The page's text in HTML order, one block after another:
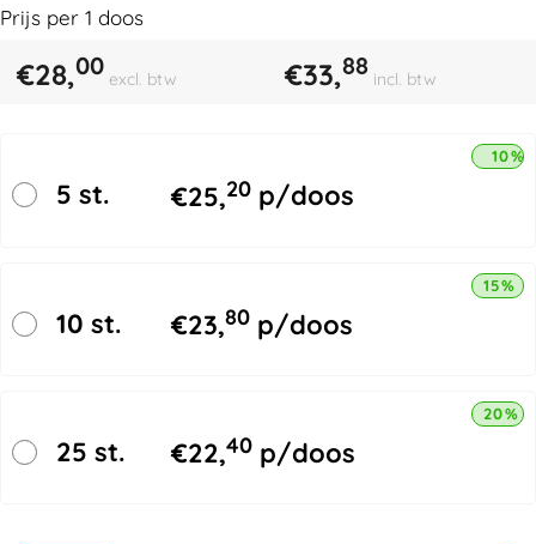
Prijs per 1 doos
€28,00 excl. btw €33,88 incl. btw
5 st. €25,20 p/doos
10%
10 st. €23,80 p/doos
15%
25 st. €22,40 p/doos
20%